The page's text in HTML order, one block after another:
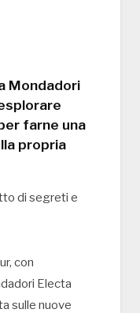
Mondadori
farne una
propria
di segreti e
con
Electa
sulle nuove